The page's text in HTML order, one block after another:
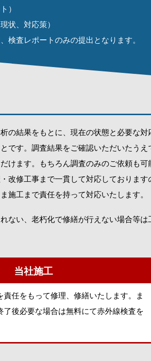
）
状、対応策）
検査レポートのみの提出となります。
の結果をもとに、現在の状態と必要な対
です。調査結果をご確認いただいたうえ
けます。もちろん調査のみのご依頼も可
改修工事まで一貫して対応しております
施工まで責任を持って対応いたします。
ない、老朽化で修繕が行えない場合等は
当社施工
任をもって修理、修繕いたします。ま
了後必要な場合は無料にて赤外線検査を